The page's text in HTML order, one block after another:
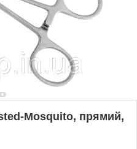
Mosquito, прямий,